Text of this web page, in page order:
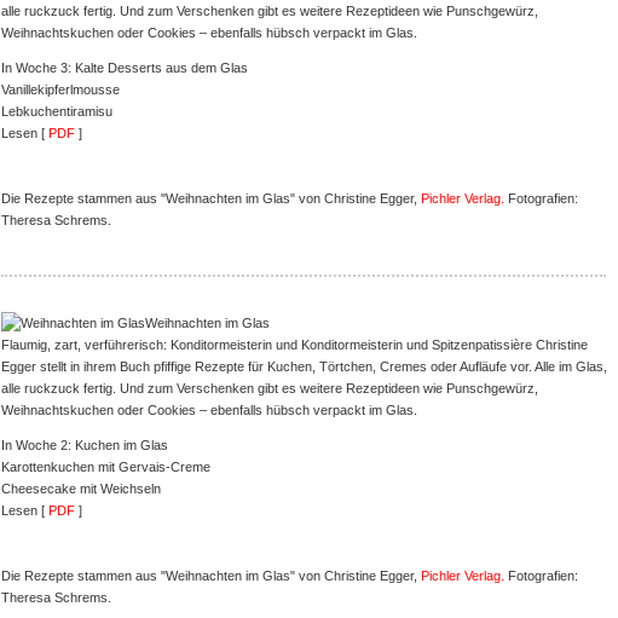
alle ruckzuck fertig. Und zum Verschenken gibt es weitere Rezeptideen wie Punschgewürz,
Weihnachtskuchen oder Cookies – ebenfalls hübsch verpackt im Glas.
In Woche 3: Kalte Desserts aus dem Glas
Vanillekipferlmousse
Lebkuchentiramisu
Lesen [ PDF ]
Die Rezepte stammen aus "Weihnachten im Glas" von Christine Egger, Pichler Verlag. Fotografien:
Theresa Schrems.
Weihnachten im Glas
Flaumig, zart, verführerisch: Konditormeisterin und Konditormeisterin und Spitzenpatissière Christine
Egger stellt in ihrem Buch pfiffige Rezepte für Kuchen, Törtchen, Cremes oder Aufläufe vor. Alle im Glas,
alle ruckzuck fertig. Und zum Verschenken gibt es weitere Rezeptideen wie Punschgewürz,
Weihnachtskuchen oder Cookies – ebenfalls hübsch verpackt im Glas.
In Woche 2: Kuchen im Glas
Karottenkuchen mit Gervais-Creme
Cheesecake mit Weichseln
Lesen [ PDF ]
Die Rezepte stammen aus "Weihnachten im Glas" von Christine Egger, Pichler Verlag. Fotografien:
Theresa Schrems.